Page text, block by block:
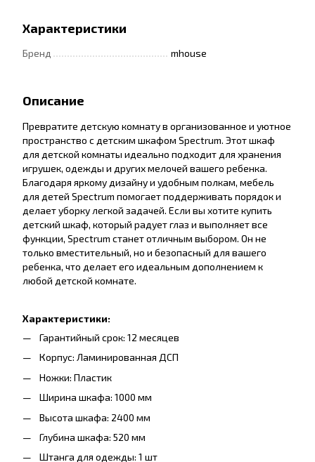
Характеристики
Бренд mhouse
Описание
Превратите детскую комнату в организованное и уютное
пространство с детским шкафом Spectrum. Этот шкаф
для детской комнаты идеально подходит для хранения
игрушек, одежды и других мелочей вашего ребенка.
Благодаря яркому дизайну и удобным полкам, мебель
для детей Spectrum помогает поддерживать порядок и
делает уборку легкой задачей. Если вы хотите купить
детский шкаф, который радует глаз и выполняет все
функции, Spectrum станет отличным выбором. Он не
только вместительный, но и безопасный для вашего
ребенка, что делает его идеальным дополнением к
любой детской комнате.
Характеристики:
Гарантийный срок: 12 месяцев
Корпус: Ламинированная ДСП
Ножки: Пластик
Ширина шкафа: 1000 мм
Высота шкафа: 2400 мм
Глубина шкафа: 520 мм
Штанга для одежды: 1 шт